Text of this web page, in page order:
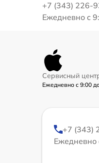
+7 (343) 226-
Ежедневно с
Сервисный
Ежедневно с 9:00
+7 (343)
Ежедневно